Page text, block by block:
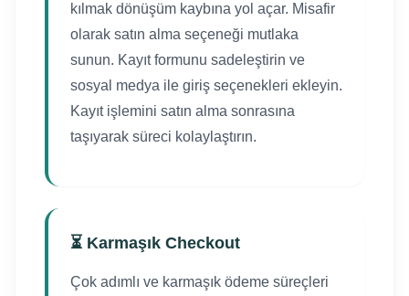
kılmak dönüşüm kaybına yol açar. Misafir
olarak satın alma seçeneği mutlaka
sunun. Kayıt formunu sadeleştirin ve
sosyal medya ile giriş seçenekleri ekleyin.
Kayıt işlemini satın alma sonrasına
taşıyarak süreci kolaylaştırın.
⏳ Karmaşık Checkout
Çok adımlı ve karmaşık ödeme süreçleri